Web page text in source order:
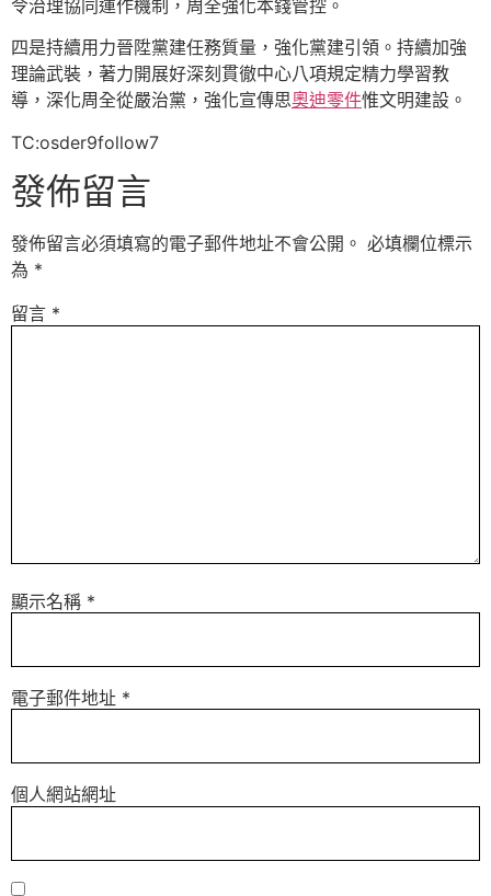
令治理協同運作機制，周全強化本錢管控。
四是持續用力晉陞黨建任務質量，強化黨建引領。持續加強
理論武裝，著力開展好深刻貫徹中心八項規定精力學習教
導，深化周全從嚴治黨，強化宣傳思奧迪零件惟文明建設。
TC:osder9follow7
發佈留言
發佈留言必須填寫的電子郵件地址不會公開。 必填欄位標示
為 *
留言 *
顯示名稱 *
電子郵件地址 *
個人網站網址